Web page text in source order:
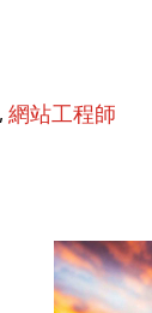
網站工程師